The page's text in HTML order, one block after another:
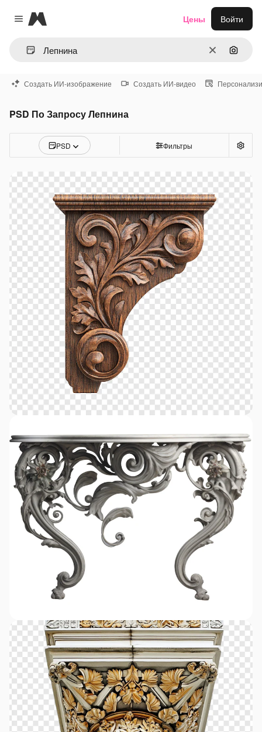
Close menu
Magnific
ОчиститьПоиск
Цены Войти
Создать ИИ-изображение Создать ИИ-видео
PSD По Запросу Лепнина
PSD Фильтры